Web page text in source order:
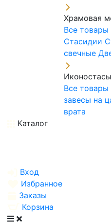
Храмовая
Все товары
Стасидии
свечные
Иконостасы
Все товары
завесы на
врата
Каталог
Вход
Избранное
Заказы
Корзина